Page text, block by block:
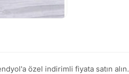
özel indirimli fiyata satın alın.